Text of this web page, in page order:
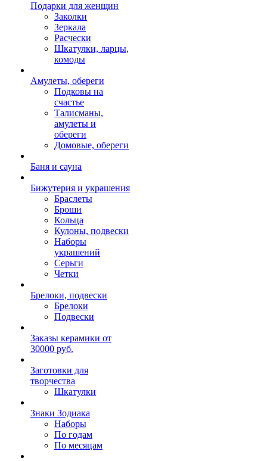
Подарки для женщин
Заколки
Зеркала
Расчески
Шкатулки, ларцы,
комоды
Амулеты, обереги
Подковы на
счастье
Талисманы,
амулеты и
обереги
Домовые, обереги
Баня и сауна
Бижутерия и украшения
Браслеты
Броши
Кольца
Кулоны, подвески
Наборы
украшений
Серьги
Четки
Брелоки, подвески
Брелоки
Подвески
Заказы керамики от
30000 руб.
Заготовки для
творчества
Шкатулки
Знаки Зодиака
Наборы
По годам
По месяцам